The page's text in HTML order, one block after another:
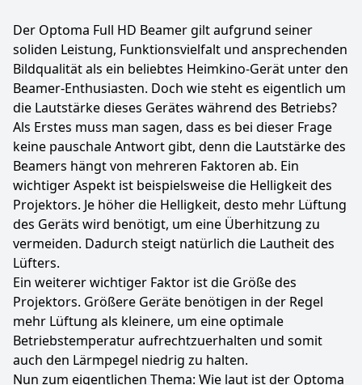
Der Optoma Full HD Beamer gilt aufgrund seiner
soliden Leistung, Funktionsvielfalt und ansprechenden
Bildqualität als ein beliebtes Heimkino-Gerät unter den
Beamer-Enthusiasten. Doch wie steht es eigentlich um
die Lautstärke dieses Gerätes während des Betriebs?
Als Erstes muss man sagen, dass es bei dieser Frage
keine pauschale Antwort gibt, denn die Lautstärke des
Beamers hängt von mehreren Faktoren ab. Ein
wichtiger Aspekt ist beispielsweise die Helligkeit des
Projektors. Je höher die Helligkeit, desto mehr Lüftung
des Geräts wird benötigt, um eine Überhitzung zu
vermeiden. Dadurch steigt natürlich die Lautheit des
Lüfters.
Ein weiterer wichtiger Faktor ist die Größe des
Projektors. Größere Geräte benötigen in der Regel
mehr Lüftung als kleinere, um eine optimale
Betriebstemperatur aufrechtzuerhalten und somit
auch den Lärmpegel niedrig zu halten.
Nun zum eigentlichen Thema: Wie laut ist der Optoma